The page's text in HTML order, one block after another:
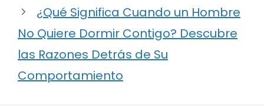
¿Qué Significa Cuando un Hombre
No Quiere Dormir Contigo? Descubre
las Razones Detrás de Su
Comportamiento